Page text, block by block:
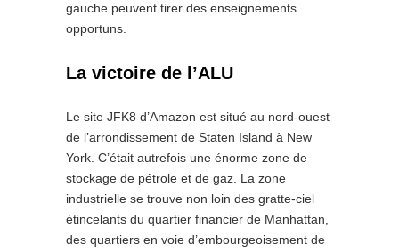
gauche peuvent tirer des enseignements
opportuns.
La victoire de l’ALU
Le site JFK8 d’Amazon est situé au nord-ouest
de l’arrondissement de Staten Island à New
York. C’était autrefois une énorme zone de
stockage de pétrole et de gaz. La zone
industrielle se trouve non loin des gratte-ciel
étincelants du quartier financier de Manhattan,
des quartiers en voie d’embourgeoisement de